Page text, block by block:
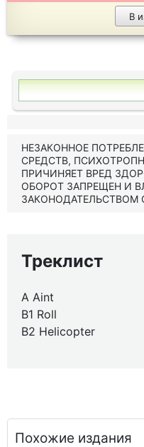
В
НЕЗАКОННОЕ
СРЕДСТВ,
ПРИЧИНЯЕТ ВРЕД
ОБОРОТ ЗАПРЕЩЕН И
ЗАКОНОДАТЕЛЬСТВОМ
Треклист
A Aint
B1 Roll
B2 Helicopter
Похожие издания